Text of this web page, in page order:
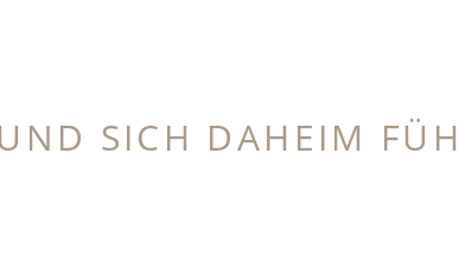
SICH DAHEIM